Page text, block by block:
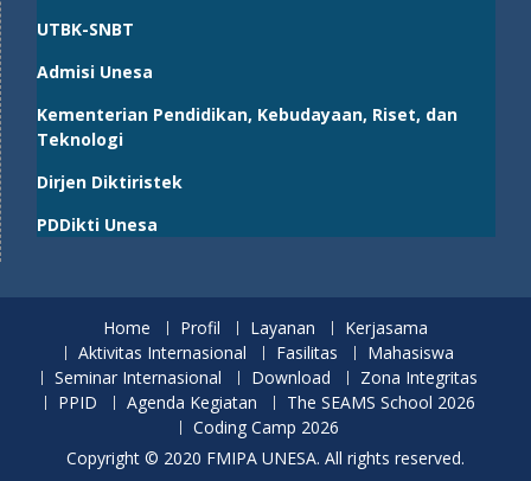
UTBK-SNBT
Admisi Unesa
Kementerian Pendidikan, Kebudayaan, Riset, dan
Teknologi
Dirjen Diktiristek
PDDikti Unesa
Home Profil Layanan
Kerjasama
Aktivitas Internasional
Fasilitas
Mahasiswa
Seminar Internasional
Download
Zona Integritas
PPID
Agenda Kegiatan
The SEAMS School 2026
Coding Camp 2026
Copyright © 2020 FMIPA UNESA. All rights reserved.